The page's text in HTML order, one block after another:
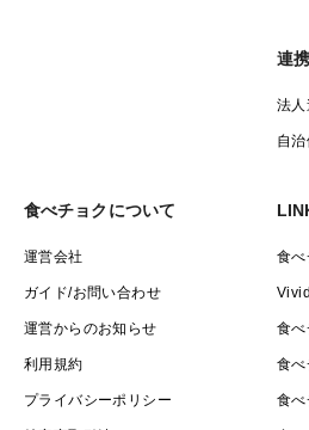
連
法人
自
食べチョクについて
運営会社
ガイド/お問い合わせ
運営からのお知らせ
利用規約
プライバシーポリシー
食
食
食べ
食べ